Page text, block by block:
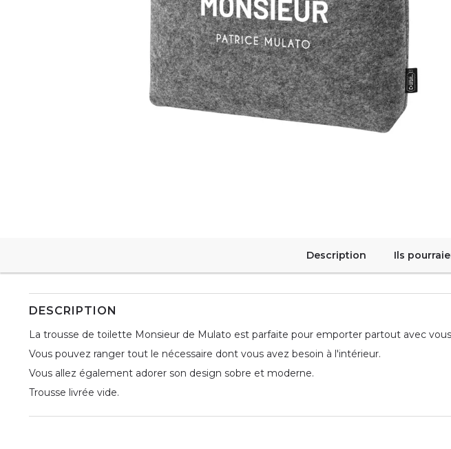
Description Ils
DESCRIPTION
La trousse de toilette Monsieur de Mulato est parfaite pour emporter partout avec
Vous pouvez ranger tout le nécessaire dont vous avez besoin à l'intérieur.
Vous allez également adorer son design sobre et moderne.
Trousse livrée vide.